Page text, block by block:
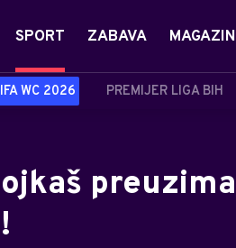
SPORT
WC 2026 PREMIJER LIGA BIH
ZABAVA MAGAZIN
preuzima